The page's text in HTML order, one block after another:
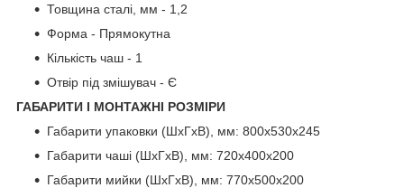
Товщина сталі, мм - 1,2
Форма - Прямокутна
Кількість чаш - 1
Отвір під змішувач - Є
ГАБАРИТИ І МОНТАЖНІ РОЗМІРИ
Габарити упаковки (ШхГхВ), мм: 800х530х245
Габарити чаші (ШхГхВ), мм: 720х400х200
Габарити мийки (ШхГхВ), мм: 770х500х200